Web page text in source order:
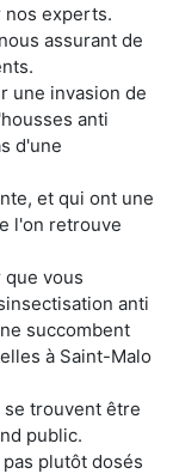
experts.
assurant de
une invasion de
anti
d'une
et qui ont une
l'on retrouve
vous
anti
succombent
à Saint-Malo
trouvent être
public.
plutôt dosés